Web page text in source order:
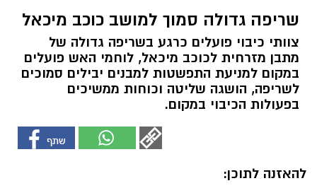
שריפה גדולה סמוך למושב כוכב מיכאל
צוותי כיבוי פועלים כרגע בשריפה גדולה של
מתבן מזרחית לכוכב מיכאל, לוחמי האש פועלים
במקום למניעת התפשטות למבנים יבילים סמוכים
לשריפה, הושגה שליטה וכוחות ממשיכים
בפעולות הכיבוי במקום.
להאזנה לתוכן: